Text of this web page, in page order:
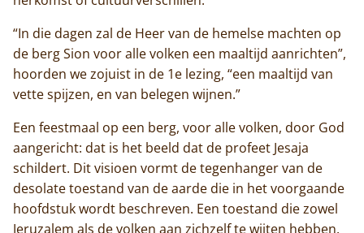
“In die dagen zal de Heer van de hemelse machten op
de berg Sion voor alle volken een maaltijd aanrichten”,
hoorden we zojuist in de 1e lezing, “een maaltijd van
vette spijzen, en van belegen wijnen.”
Een feestmaal op een berg, voor alle volken, door God
aangericht: dat is het beeld dat de profeet Jesaja
schildert. Dit visioen vormt de tegenhanger van de
desolate toestand van de aarde die in het voorgaande
hoofdstuk wordt beschreven. Een toestand die zowel
Jeruzalem als de volken aan zichzelf te wijten hebben.